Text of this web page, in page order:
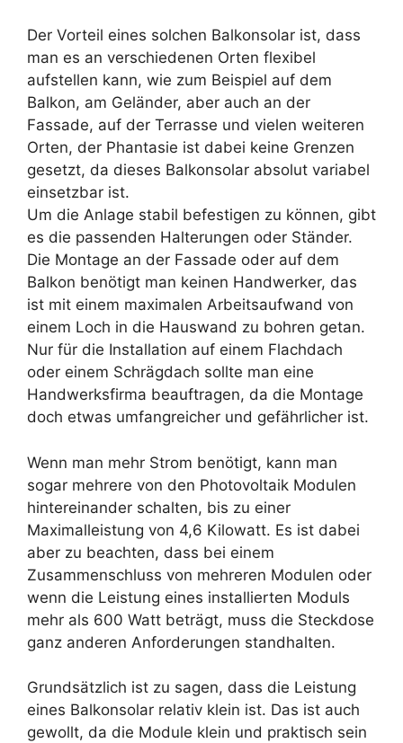
Der Vorteil eines solchen Balkonsolar ist, dass
man es an verschiedenen Orten flexibel
aufstellen kann, wie zum Beispiel auf dem
Balkon, am Geländer, aber auch an der
Fassade, auf der Terrasse und vielen weiteren
Orten, der Phantasie ist dabei keine Grenzen
gesetzt, da dieses Balkonsolar absolut variabel
einsetzbar ist.
Um die Anlage stabil befestigen zu können, gibt
es die passenden Halterungen oder Ständer.
Die Montage an der Fassade oder auf dem
Balkon benötigt man keinen Handwerker, das
ist mit einem maximalen Arbeitsaufwand von
einem Loch in die Hauswand zu bohren getan.
Nur für die Installation auf einem Flachdach
oder einem Schrägdach sollte man eine
Handwerksfirma beauftragen, da die Montage
doch etwas umfangreicher und gefährlicher ist.
Wenn man mehr Strom benötigt, kann man
sogar mehrere von den Photovoltaik Modulen
hintereinander schalten, bis zu einer
Maximalleistung von 4,6 Kilowatt. Es ist dabei
aber zu beachten, dass bei einem
Zusammenschluss von mehreren Modulen oder
wenn die Leistung eines installierten Moduls
mehr als 600 Watt beträgt, muss die Steckdose
ganz anderen Anforderungen standhalten.
Grundsätzlich ist zu sagen, dass die Leistung
eines Balkonsolar relativ klein ist. Das ist auch
gewollt, da die Module klein und praktisch sein